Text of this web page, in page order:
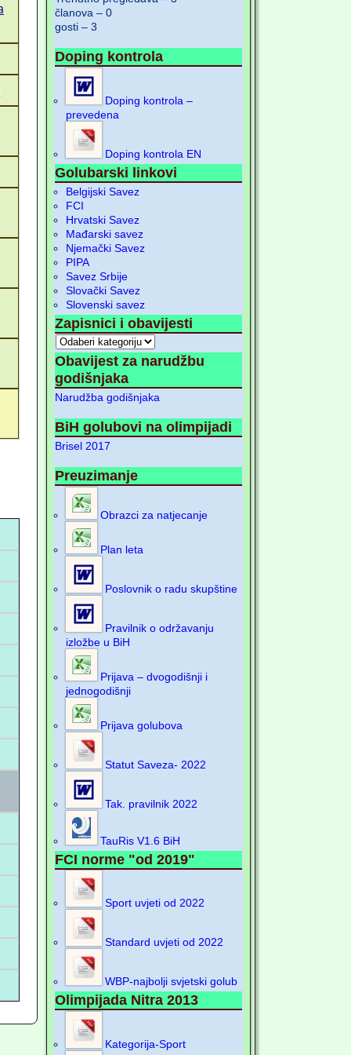
članova – 0
gosti – 3
Doping kontrola
Doping kontrola –
prevedena
Doping kontrola EN
Golubarski linkovi
Belgijski Savez
FCI
Hrvatski Savez
Mađarski savez
Njemački Savez
PIPA
Savez Srbije
Slovački Savez
Slovenski savez
Zapisnici i obavijesti
Obavijest za narudžbu
godišnjaka
Narudžba godišnjaka
BiH golubovi na olimpijadi
Brisel 2017
Preuzimanje
Obrazci za natjecanje
Plan leta
Poslovnik o radu skupštine
Pravilnik o održavanju
izložbe u BiH
Prijava – dvogodišnji i
jednogodišnji
Prijava golubova
Statut Saveza- 2022
Tak. pravilnik 2022
TauRis V1.6 BiH
FCI norme "od 2019"
Sport uvjeti od 2022
Standard uvjeti od 2022
WBP-najbolji svjetski golub
Olimpijada Nitra 2013
Kategorija-Sport